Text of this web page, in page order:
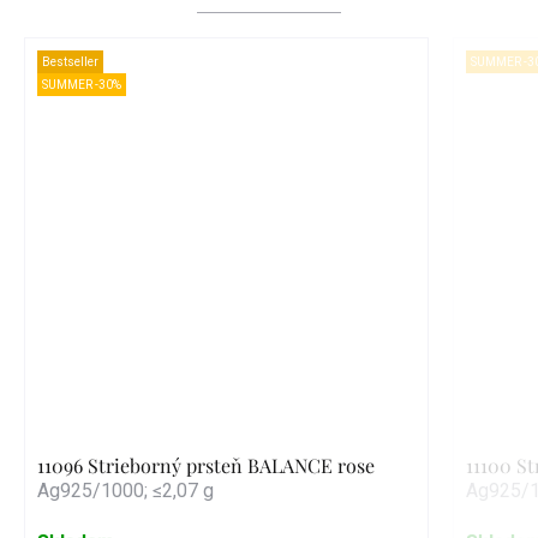
Bestseller
SUMMER -30%
11096 Strieborný prsteň BALANCE rose
Ag925/1000; ≤2,07 g
SUMMER -
11100